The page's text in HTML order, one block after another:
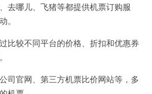
哪儿、飞猪等都提供机票订购服
。
较不同平台的价格、折扣和优惠券
官网、第三方机票比价网站等，多